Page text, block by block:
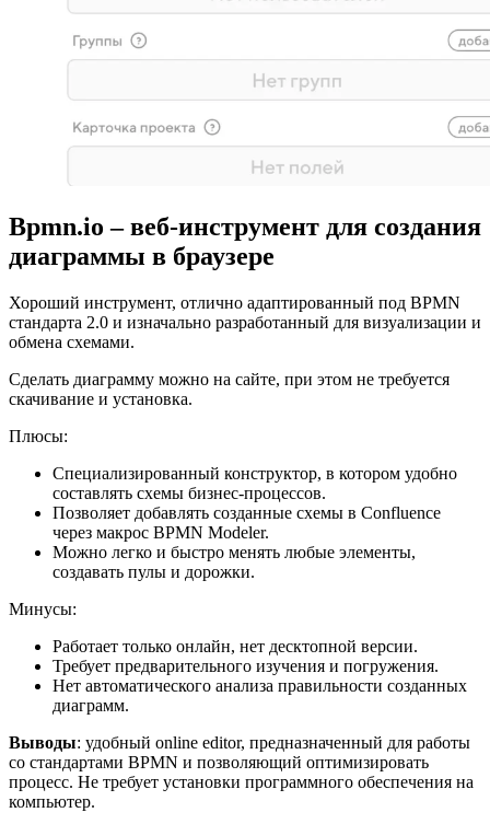
Bpmn.io – веб-инструмент для создания
диаграммы в браузере
Хороший инструмент, отлично адаптированный под BPMN
стандарта 2.0 и изначально разработанный для визуализации и
обмена схемами.
Сделать диаграмму можно на сайте, при этом не требуется
скачивание и установка.
Плюсы:
Специализированный конструктор, в котором удобно
составлять схемы бизнес-процессов.
Позволяет добавлять созданные схемы в Confluence
через макрос BPMN Modeler.
Можно легко и быстро менять любые элементы,
создавать пулы и дорожки.
Минусы:
Работает только онлайн, нет десктопной версии.
Требует предварительного изучения и погружения.
Нет автоматического анализа правильности созданных
диаграмм.
Выводы: удобный online editor, предназначенный для работы
со стандартами BPMN и позволяющий оптимизировать
процесс. Не требует установки программного обеспечения на
компьютер.